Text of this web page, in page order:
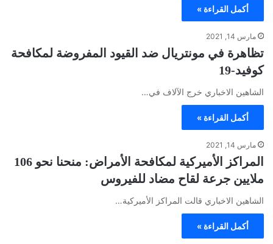
أكمل القراءة »
مارس 14, 2021
تظاهرة في مونتريال ضد القيود المفروضة لمكافحة
كوفيد-19
الشاهين الاخباري خرج الآلاف في…
أكمل القراءة »
مارس 14, 2021
المراكز الأميركية لمكافحة الأمراض: منحنا نحو 106
ملايين جرعة لقاح مضاد للفيروس
الشاهين الاخباري قالت المراكز الأميركية…
أكمل القراءة »